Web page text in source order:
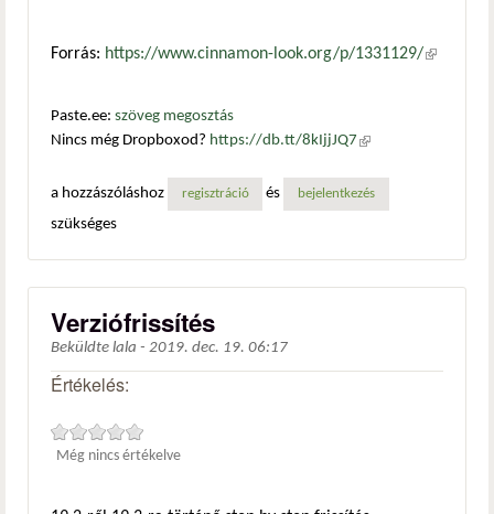
Forrás: https://www.cinnamon-look.org/p/1331129/(külső
Paste.ee: szöveg megosztás
Nincs még Dropboxod? https://db.tt/8kIjjJQ7 (külső
a hozzászóláshoz
regisztráció és bejelentkezés
szükséges
Verziófrissítés
Beküldte lala - 2019. dec. 19. 06:17
Értékelés:
Még nincs értékelve